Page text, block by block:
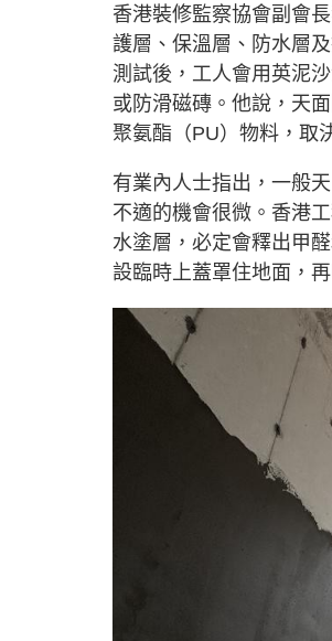
香港裝修監察協會副會
護層、保溫層、防水層
測試後，工人會用英泥
或防滑磁磚。他說，天
聚氨酯（PU）物料，取
有業內人士指出，一般
不適的機會很微。香港
水塗層，必定會釋出甲
設臨時上蓋罩住地面，